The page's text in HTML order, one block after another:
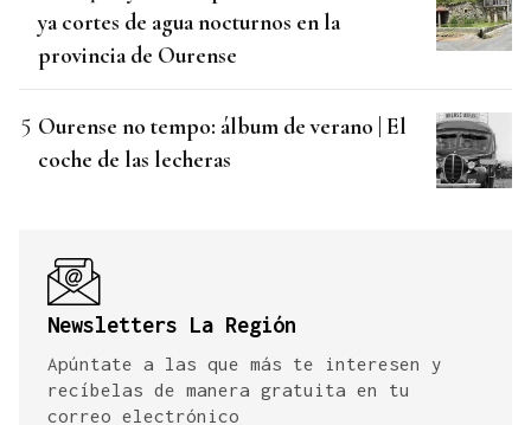
ya cortes de agua nocturnos en la
provincia de Ourense
Ourense no tempo: álbum de verano | El
coche de las lecheras
Newsletters La Región
Apúntate a las que más te interesen y
recíbelas de manera gratuita en tu
correo electrónico